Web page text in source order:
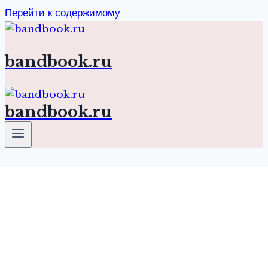
Перейти к содержимому
bandbook.ru
bandbook.ru